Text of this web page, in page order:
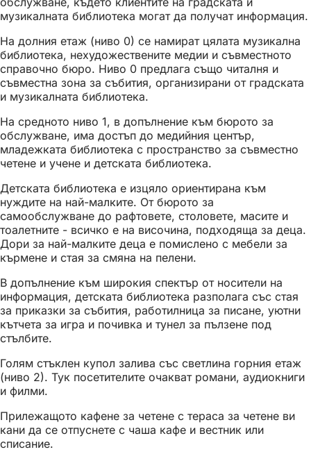
музикалната библиотека могат да получат информация.
На долния етаж (ниво 0) се намират цялата музикална
библиотека, нехудожествените медии и съвместното
справочно бюро. Ниво 0 предлага също читалня и
съвместна зона за събития, организирани от градската
и музикалната библиотека.
На средното ниво 1, в допълнение към бюрото за
обслужване, има достъп до медийния център,
младежката библиотека с пространство за съвместно
четене и учене и детската библиотека.
Детската библиотека е изцяло ориентирана към
нуждите на най-малките. От бюрото за
самообслужване до рафтовете, столовете, масите и
тоалетните - всичко е на височина, подходяща за деца.
Дори за най-малките деца е помислено с мебели за
кърмене и стая за смяна на пелени.
В допълнение към широкия спектър от носители на
информация, детската библиотека разполага със стая
за приказки за събития, работилница за писане, уютни
кътчета за игра и почивка и тунел за пълзене под
стълбите.
Голям стъклен купол залива със светлина горния етаж
(ниво 2). Тук посетителите очакват романи, аудиокниги
и филми.
Прилежащото кафене за четене с тераса за четене ви
кани да се отпуснете с чаша кафе и вестник или
списание.